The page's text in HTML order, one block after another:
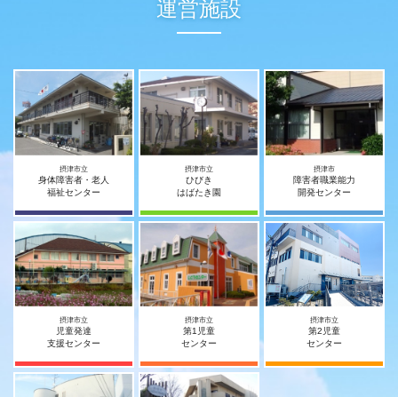
運営施設
摂津市立
身体障害者・老人
福祉センター
摂津市立
ひびき
はばたき園
摂津市
障害者職業能力
開発センター
摂津市立
児童発達
支援センター
摂津市立
第1児童
センター
摂津市立
第2児童
センター